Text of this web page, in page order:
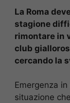
La Roma
stagione
rimontare in
club
cercando la
Emergenza in
situazione